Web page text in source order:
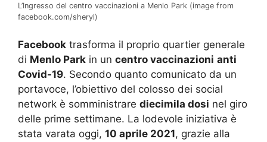
L’Ingresso del centro vaccinazioni a Menlo Park (image from
facebook.com/sheryl)
Facebook trasforma il proprio quartier generale
di Menlo Park in un centro vaccinazioni anti
Covid-19. Secondo quanto comunicato da un
portavoce, l’obiettivo del colosso dei social
network è somministrare diecimila dosi nel giro
delle prime settimane. La lodevole iniziativa è
stata varata oggi, 10 aprile 2021, grazie alla